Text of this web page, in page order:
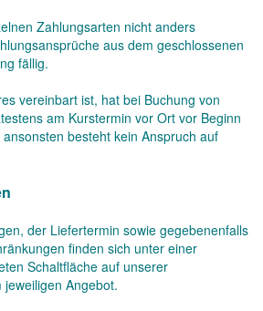
Zahlungsarten nicht anders
aus dem geschlossenen
fällig.
vereinbart ist, hat bei Buchung von
am Kurstermin vor Ort vor Beginn
besteht kein Anspruch auf
der Liefertermin sowie gegebenenfalls
finden sich unter einer
Schaltfläche auf unserer
Angebot.